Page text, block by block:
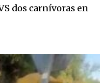
dos carnívoras en